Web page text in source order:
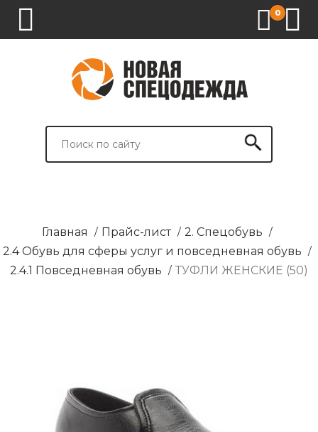
0
СПЕЦОДЕЖДА
СПЕЦОБУВЬ
СРЕДСТВА
ВСПОМОГАТЕЛЬНЫЕ
БРЕНДИРОВАНИЕ
Главная / Прайс-лист / 2. Спецобувь /
2.4 Обувь для сферы услуг и повседневная обувь /
2.4.1 Повседневная обувь / ТУФЛИ ЖЕНСКИЕ (50)